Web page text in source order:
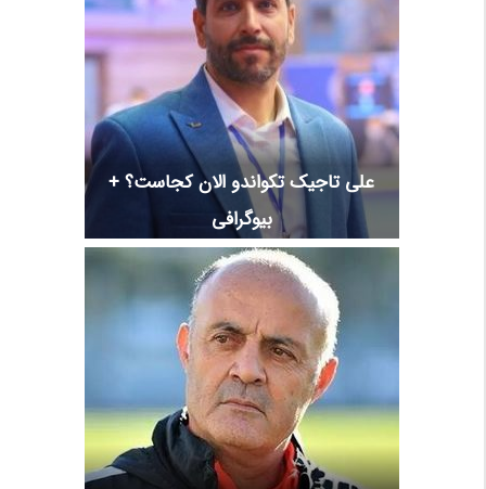
علی تاجیک تکواندو الان کجاست؟ +
بیوگرافی